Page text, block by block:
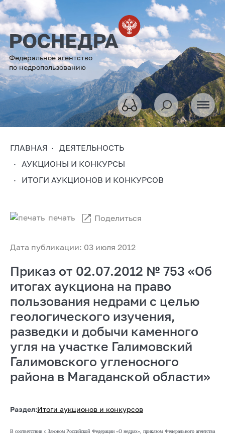
Федеральное агентство
по недропользованию
ГЛАВНАЯ
ДЕЯТЕЛЬНОСТЬ
АУКЦИОНЫ И КОНКУРСЫ
ИТОГИ АУКЦИОНОВ И КОНКУРСОВ
Дата публикации: 03 июля 2012
печать Поделиться
Приказ от 02.07.2012 № 753 «Об
итогах аукциона на право
пользования недрами с целью
геологического изучения,
разведки и добычи каменного
угля на участке Галимовский
Галимовского угленосного
района в Магаданской области»
Раздел:Итоги аукционов и конкурсов
В соответствии с Законом Российской Федерации «О недрах», приказом Федерального агентства